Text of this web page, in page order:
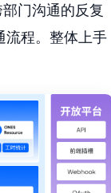
门沟通的反复
流程。整体上手